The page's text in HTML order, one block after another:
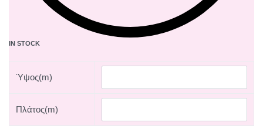
IN STOCK
Ύψος(m)
Πλάτος(m)